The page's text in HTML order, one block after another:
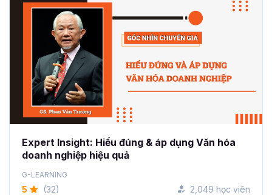
Expert Insight: Hiểu đúng & áp dụng Văn hóa
doanh nghiệp hiệu quả
G-LEARNING
5 (32) 2,049 học viên